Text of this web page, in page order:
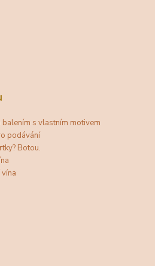
s vlastním motivem
podávání
Botou.